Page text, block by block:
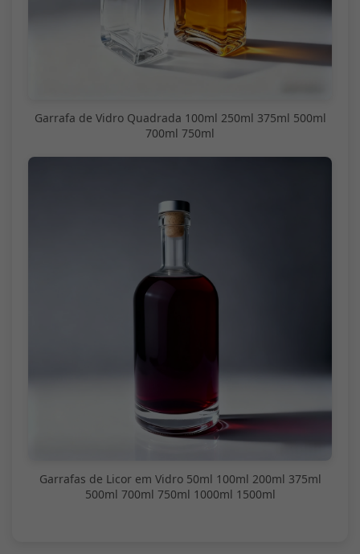
Garrafa de Vidro Quadrada 100ml 250ml 375ml 500ml
700ml 750ml
Garrafas de Licor em Vidro 50ml 100ml 200ml 375ml
500ml 700ml 750ml 1000ml 1500ml